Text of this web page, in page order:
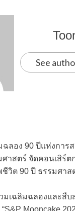
See
ฉลอง 90 ปีแห่งการ
าสตร์ จัดคอนเสิร์ต
วิต 90 ปี ธรรมศาส
มเฉลิมฉลองและสืบ
Mooncake